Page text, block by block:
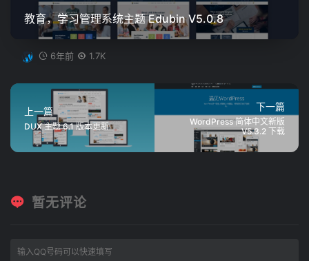
教育，学习管理系统主题 Edubin V5.0.8
6年前 1.7K
上一篇
DUX 主题 6.1 版本更新
下一篇
WordPress 简体中文新版
V5.3.2 下载
暂无评论